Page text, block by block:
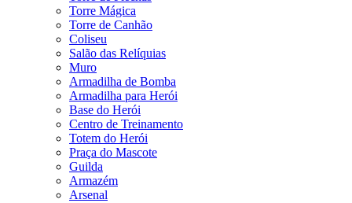
Torre Mágica
Torre de Canhão
Coliseu
Salão das Relíquias
Muro
Armadilha de Bomba
Armadilha para Herói
Base do Herói
Centro de Treinamento
Totem do Herói
Praça do Mascote
Guilda
Armazém
Arsenal